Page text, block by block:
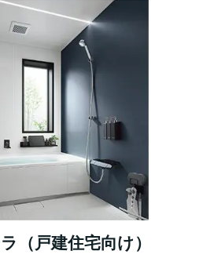
（戸建住宅向け）